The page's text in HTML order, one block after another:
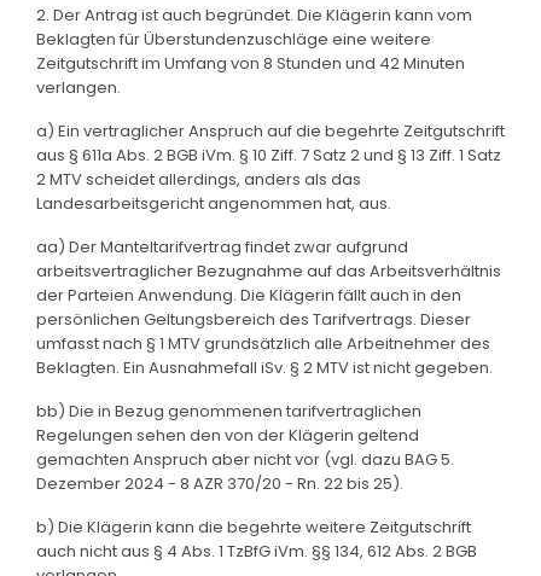
2. Der Antrag ist auch begründet. Die Klägerin kann vom
Beklagten für Überstundenzuschläge eine weitere
Zeitgutschrift im Umfang von 8 Stunden und 42 Minuten
verlangen.
a) Ein vertraglicher Anspruch auf die begehrte Zeitgutschrift
aus § 611a Abs. 2 BGB iVm. § 10 Ziff. 7 Satz 2 und § 13 Ziff. 1 Satz
2 MTV scheidet allerdings, anders als das
Landesarbeitsgericht angenommen hat, aus.
aa) Der Manteltarifvertrag findet zwar aufgrund
arbeitsvertraglicher Bezugnahme auf das Arbeitsverhältnis
der Parteien Anwendung. Die Klägerin fällt auch in den
persönlichen Geltungsbereich des Tarifvertrags. Dieser
umfasst nach § 1 MTV grundsätzlich alle Arbeitnehmer des
Beklagten. Ein Ausnahmefall iSv. § 2 MTV ist nicht gegeben.
bb) Die in Bezug genommenen tarifvertraglichen
Regelungen sehen den von der Klägerin geltend
gemachten Anspruch aber nicht vor (vgl. dazu BAG 5.
Dezember 2024 - 8 AZR 370/20 - Rn. 22 bis 25).
b) Die Klägerin kann die begehrte weitere Zeitgutschrift
auch nicht aus § 4 Abs. 1 TzBfG iVm. §§ 134, 612 Abs. 2 BGB